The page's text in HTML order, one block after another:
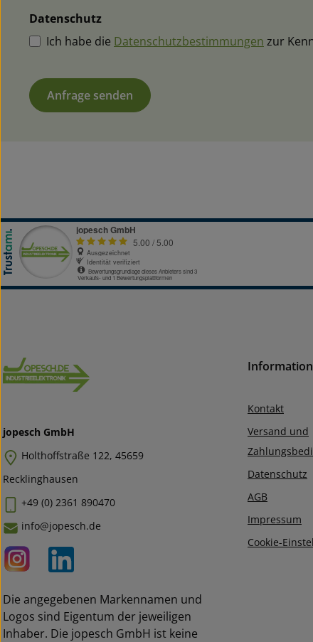
Datenschutz
Ich habe die Datenschutzbestimmungen zur
Anfrage senden
jopesch GmbH
Holthoffstraße 122, 45659
Recklinghausen
+49 (0) 2361 890470
info@jopesch.de
Information
Kontakt
Versand und
Datenschutz
AGB
Impressum
Cookie-
Die angegebenen Markennamen und
Logos sind Eigentum der jeweiligen
Inhaber. Die jopesch GmbH ist keine